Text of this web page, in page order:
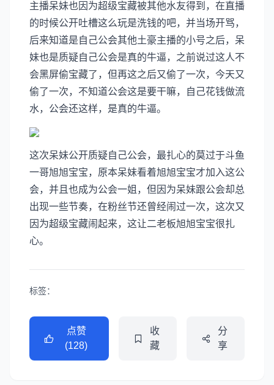
主播呆妹也因为超级宝藏被其他水友得到，在直播
的时候公开吐槽这么玩是洗钱的吧，并当场开骂，
后来知道是自己公会其他土豪主播的小号之后，呆
妹也是质疑自己公会是真的牛逼，之前说过这人不
会黑屏偷宝藏了，但再这之后又偷了一次，今天又
偷了一次，不知道公会这是要干嘛，自己花钱做流
水，公会还这样，是真的牛逼。
这次呆妹公开质疑自己公会，最扎心的莫过于斗鱼
一哥旭旭宝宝，原本呆妹看着旭旭宝宝才加入这公
会，并且也成为公会一姐，但因为呆妹跟公会却总
出现一些节奏，在粉丝节还曾经闹过一次，这次又
因为超级宝藏闹起来，这让二老板旭旭宝宝很扎
心。
标签：
点赞
(128)
收
藏
分
享